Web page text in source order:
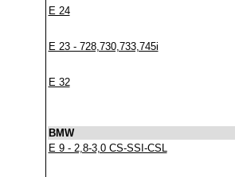
E 24
E 23 - 728,730,733,745i
E 32
BMW
E 9 - 2,8-3,0 CS-SSI-CSL